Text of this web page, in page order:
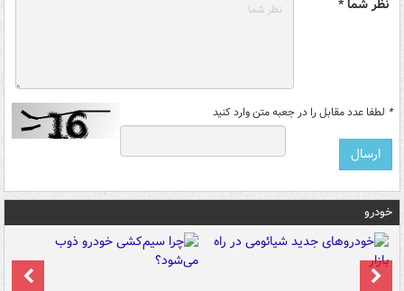
نظر شما *
* لطفا عدد مقابل را در جعبه متن وارد کنید
خودرو